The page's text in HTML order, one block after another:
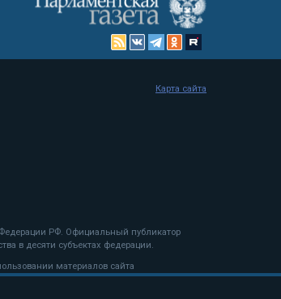
РФ. Официальный публикатор
в десяти субъектах федерации.
материалов сайта
Карта сайта